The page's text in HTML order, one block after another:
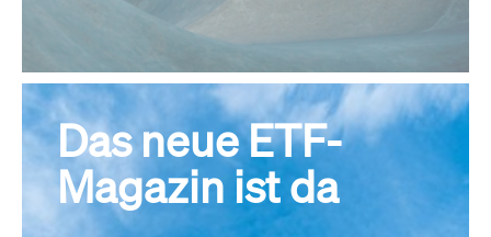
Alle Events
Das neue ETF-
Magazin ist da